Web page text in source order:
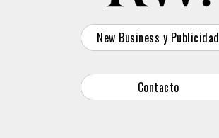
New Business y Publicidad
Contacto